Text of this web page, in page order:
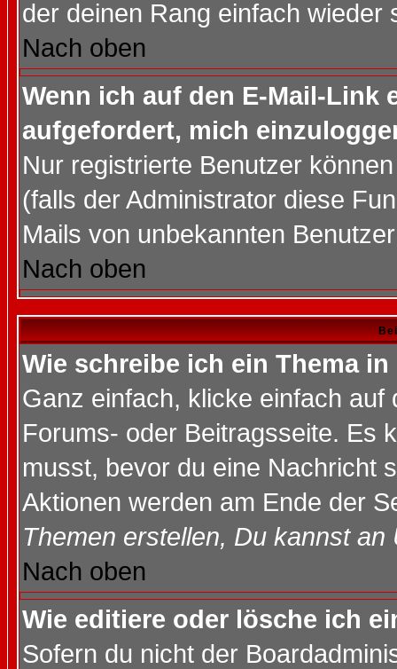
der deinen Rang einfach wieder
Nach oben
Wenn ich auf den E-Mail-Link
aufgefordert, mich
Nur registrierte Benutzer
(falls der Administrator diese
Mails von unbekannten
Nach oben
Wie schreibe ich ein Thema
Ganz einfach, klicke einfach
Forums- oder Beitragsseite. Es
musst, bevor du eine Nachricht
Aktionen werden am Ende der
Themen erstellen, Du kannst
Nach oben
Wie editiere oder lösche ich
Sofern du nicht der